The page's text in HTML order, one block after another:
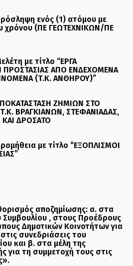
ενός (1) ατόμου με
χρόνου (ΠΕ ΓΕΩΤΕΧΝΙΚΩΝ/ΠΕ
με τίτλο “ΕΡΓΑ
ΠΡΟΣΤΑΣΙΑΣ ΑΠΟ ΕΝΔΕΧΟΜΕΝΑ
(Τ.Κ. ΑΝΘΗΡΟΥ)”
ΖΗΜΙΩΝ ΣΤΟ
ΒΡΑΓΚΙΑΝΩΝ, ΣΤΕΦΑΝΙΑΔΑΣ,
ΔΡΟΣΑΤΟ
με τίτλο “ΕΞΟΠΛΙΣΜΟΙ
αποζημίωσης: α. στα
Συμβουλίου , στους Προέδρους
Δημοτικών Κοινοτήτων για
συνεδριάσεις του
και β. στα μέλη της
για τη συμμετοχή τους στις